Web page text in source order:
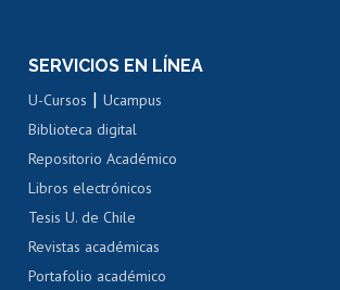
Movilidad Estudiantil
Cursos de español
SERVICIOS EN LÍNEA
U-Cursos |Ucampus
Biblioteca digital
Repositorio Académico
Libros electrónicos
Tesis U. de Chile
Revistas académicas
Portafolio académico